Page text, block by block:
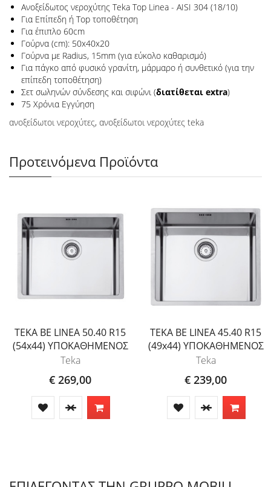
Ανοξείδωτος νεροχύτης Teka Top Linea - AISI 304 (18/10)
Για Eπίπεδη ή Top τοποθέτηση
Για έπιπλο 60cm
Γούρνα (cm): 50x40x20
Γούρνα με Radius, 15mm (για εύκολο καθαρισμό)
Για πάγκο από φυσικό γρανίτη, μάρμαρο ή συνθετικό (για την
επίπεδη τοποθέτηση)
Σετ σωληνών σύνδεσης και σιφώνι (διατίθεται extra)
75 Χρόνια Εγγύηση
ανοξείδωτοι νεροχύτες, ανοξείδωτοι νεροχύτες teka
Προτεινόμενα Προϊόντα
TEKA BE LINEA 50.40 R15
(54x44) ΥΠΟΚΑΘΗΜΕΝΟΣ
Teka
€ 269,00
TEKA BE LINEA 45.40 R15
(49x44) ΥΠΟΚΑΘΗΜΕΝΟΣ
Teka
€ 239,00